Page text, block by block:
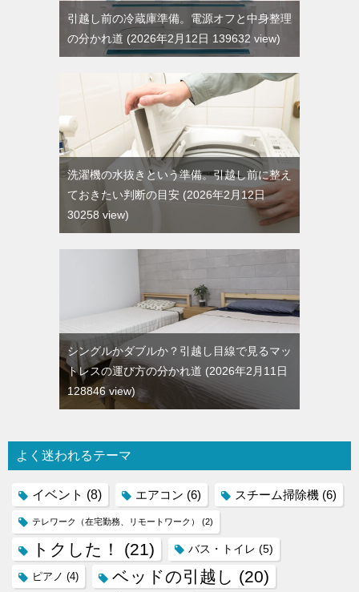
引越し前の冷蔵庫準備。電源オフと中身整理
の分かれ道
2026年2月12日 139632 view
洗濯機の水抜きという準備。引越し前に整え
ておきたい判断の目安
2026年2月12日
30258 view
シングルかダブルか？引越し目線で見るマッ
トレスの運び方の分かれ道
2026年2月11日
128846 view
よく迷われるテーマ
イベント (8) エアコン (6) スチーム掃除機 (6)
テレワーク（在宅勤務、リモートワーク） (2)
トクした！ (21) バス・トイレ (5)
ピアノ (4) ベッドの引越し (20)